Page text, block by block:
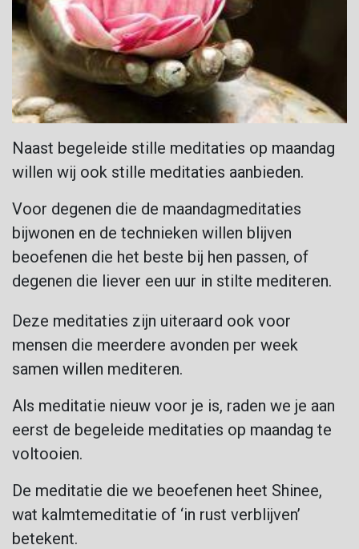
Naast begeleide stille meditaties op maandag
willen wij ook stille meditaties aanbieden.
Voor degenen die de maandagmeditaties
bijwonen en de technieken willen blijven
beoefenen die het beste bij hen passen, of
degenen die liever een uur in stilte mediteren.
Deze meditaties zijn uiteraard ook voor
mensen die meerdere avonden per week
samen willen mediteren.
Als meditatie nieuw voor je is, raden we je aan
eerst de begeleide meditaties op maandag te
voltooien.
De meditatie die we beoefenen heet Shinee,
wat kalmtemeditatie of ‘in rust verblijven’
betekent.